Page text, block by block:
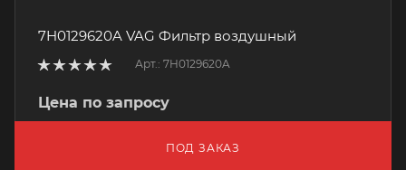
7H0129620A VAG Фильтр воздушный
Арт.: 7H0129620A
Цена по запросу
ПОД ЗАКАЗ